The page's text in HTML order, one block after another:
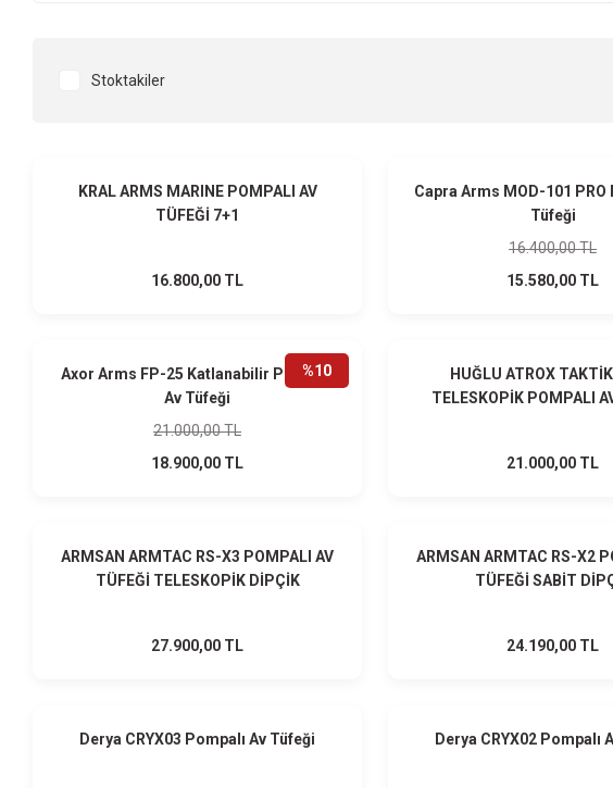
Stoktakiler
KRAL ARMS MARINE POMPALI AV
TÜFEĞİ 7+1
16.800,00 TL
Capra Arms MOD-101 PRO
Tüfeği
16.400,00 TL
15.580,00 TL
%10
Axor Arms FP-25 Katlanabilir Pompalı
Av Tüfeği
21.000,00 TL
18.900,00 TL
HUĞLU ATROX
TELESKOPİK POMPALI
21.000,00 TL
ARMSAN ARMTAC RS-X3 POMPALI AV
TÜFEĞİ TELESKOPİK DİPÇİK
27.900,00 TL
ARMSAN ARMTAC RS-X2
TÜFEĞİ SABİT
24.190,00 TL
Derya CRYX03 Pompalı Av Tüfeği Derya CRYX02 Pompalı